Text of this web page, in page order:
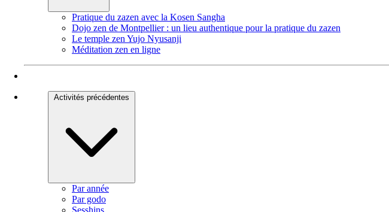
Pratique du zazen avec la Kosen Sangha
Dojo zen de Montpellier : un lieu authentique pour la pratique du zazen
Le temple zen Yujo Nyusanji
Méditation zen en ligne
Activités précédentes
Par année
Par godo
Sesshins